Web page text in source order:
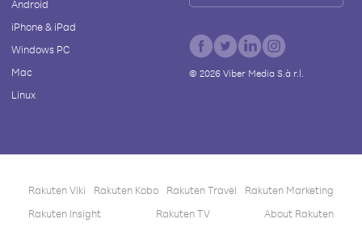
Android
iPhone & iPad
Windows PC
Mac
Linux
© 2026Viber Media S.à r.l.
Rakuten Viki Rakuten Kobo Rakuten Travel
Rakuten Marketing
Rakuten Insight
Rakuten TV About Rakuten